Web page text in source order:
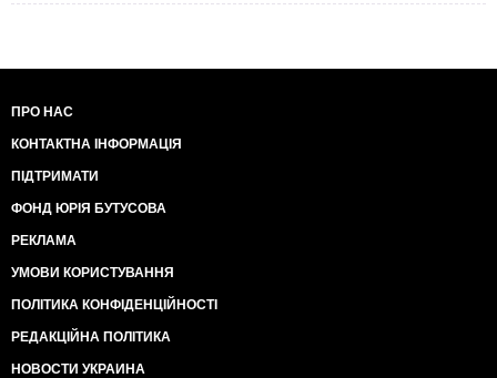
ПРО НАС
КОНТАКТНА ІНФОРМАЦІЯ
ПІДТРИМАТИ
ФОНД ЮРІЯ БУТУСОВА
РЕКЛАМА
УМОВИ КОРИСТУВАННЯ
ПОЛІТИКА КОНФІДЕНЦІЙНОСТІ
РЕДАКЦІЙНА ПОЛІТИКА
НОВОСТИ УКРАИНА